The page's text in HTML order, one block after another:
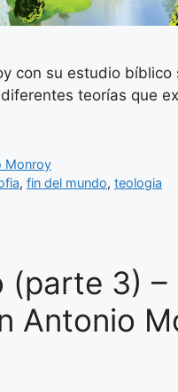
con su estudio
teorías que
Monroy
,fin del mundo,teologia
(parte 3) –
Antonio